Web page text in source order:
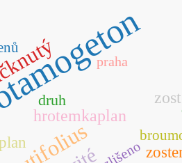
hrotemkaplan
druh
praha